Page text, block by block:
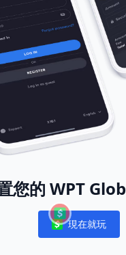
您的 WPT
Notifications
現在就玩